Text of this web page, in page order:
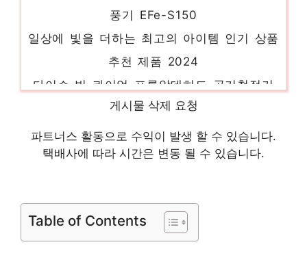
일상에 빛을 더하는 최고의 아이템 인기 상품
추천 제품 2024
다이슨 빅 콰이엇 포름알데히드 공기청정기
100㎡, 404251-01(니켈 + 블루)
지금이 아니면 못 사요! 인기 상품 추천 제품
2024
브리츠 아날로그 레트로 휴대용 FM AM 라디
하루만에 품절될 아이템! 인기 상품 추천 제
품 2024
게시물 삭제 요청
파트너스 활동으로 수익이 발생 할 수 있습니다.
택배사에 따라 시간은 변동 될 수 있습니다.
Table of Contents